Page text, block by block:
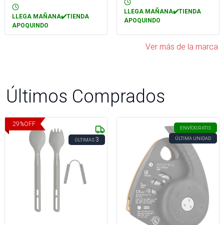
LLEGA MAÑANA✔️TIENDA
APOQUINDO
LLEGA MAÑANA✔️TIENDA
APOQUINDO
Ver más de la marca
Últimos Comprados
29%OFF
ÚLTIMAS3
ENVÍOGRATIS
ÚLTIMA UNIDAD